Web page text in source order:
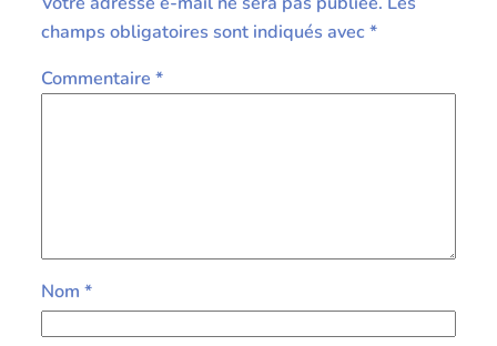
champs obligatoires sont indiqués avec*
Commentaire *
Nom *